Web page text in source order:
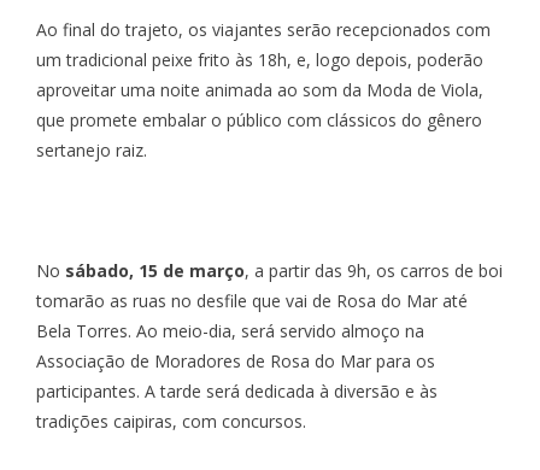
Ao final do trajeto, os viajantes serão recepcionados com
um tradicional peixe frito às 18h, e, logo depois, poderão
aproveitar uma noite animada ao som da Moda de Viola,
que promete embalar o público com clássicos do gênero
sertanejo raiz.
No sábado, 15 de março, a partir das 9h, os carros de boi
tomarão as ruas no desfile que vai de Rosa do Mar até
Bela Torres. Ao meio-dia, será servido almoço na
Associação de Moradores de Rosa do Mar para os
participantes. A tarde será dedicada à diversão e às
tradições caipiras, com concursos.